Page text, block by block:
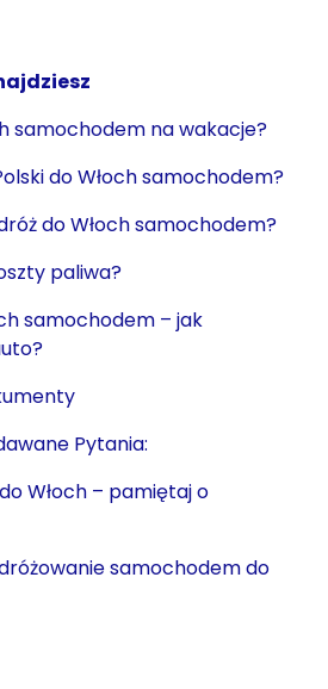
samochodem na wakacje?
do Włoch samochodem?
do Włoch samochodem?
paliwa?
samochodem – jak
Pytania:
Włoch – pamiętaj o
samochodem do